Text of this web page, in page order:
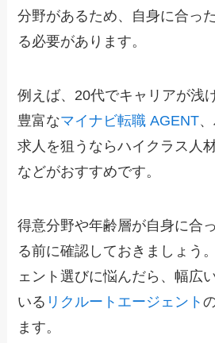
分野があるため、自身に合っ
る必要があります。
例えば、20代でキャリアが浅
豊富なマイナビ転職 AGENT
求人を狙うならハイクラス人
などがおすすめです。
得意分野や年齢層が自身に合
る前に確認しておきましょう
ェント選びに悩んだら、幅広
いる リクルートエージェント
ます。